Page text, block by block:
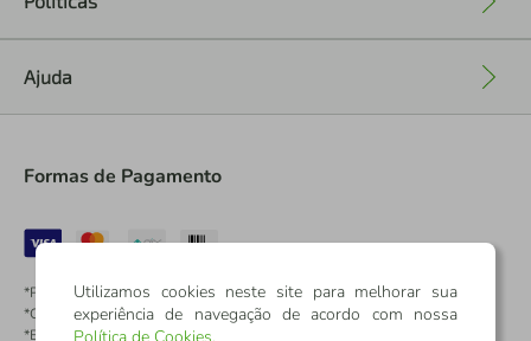
Ajuda
Formas de Pagamento
*Pontos dos Cartões Sicredi
*Cartões Sicredi
*Boleto exclusivo para associados PJ
Utilizamos cookies neste site para melhorar sua
experiência de navegação de acordo com nossa